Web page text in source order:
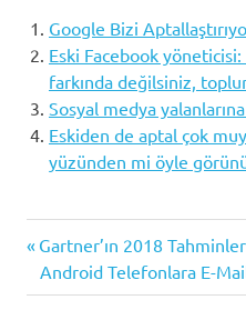
Google Bizi
Eski Facebook yöneticisi:
farkında değilsiniz,
Sosyal medya
Eskiden de aptal çok
yüzünden mi öyle
dünya
sosyal
Yazı
gezinmesi
Previous
Post:
Gartner’ın 2018
Next
Post:
Android Telefonlara E-